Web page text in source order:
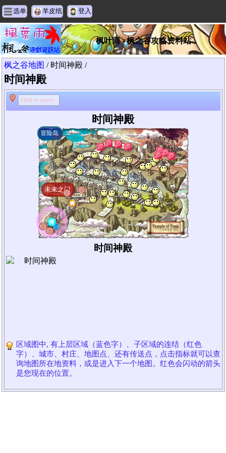
选单 羊皮纸 登入
枫叶雨 - 枫之谷攻略资料站
枫之谷地图 / 时间神殿 /
时间神殿
Click to query
时间神殿
未来之门
冒险岛
时间神殿
区域图中, 有上层区域（蓝色字）、子区域的连结（红色
字）、城市、村庄、地图点、还有传送点，点击指标就可以查
询地图所在地资料，或是进入下一个地图。红色会闪动的箭头
是您现在的位置。